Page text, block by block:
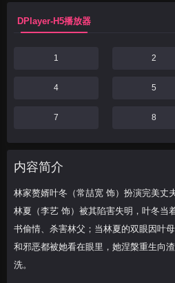
DPlayer-H5播放器
1 2
4 5
7 8
内容简介
林家赘婿叶冬（常喆宽 饰）扮演完美丈
林夏（李艺 饰）被其陷害失明，叶冬当
书偷情、杀害林父；当林夏的双眼因叶
和邪恶都被她看在眼里，她涅槃重生向
洗。